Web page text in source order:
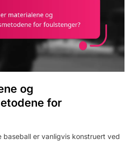
og
for
baseball er vanligvis konstruert ved